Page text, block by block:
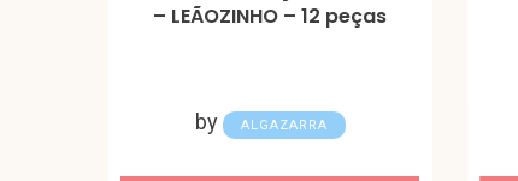
– LEÃOZINHO – 12 peças
by ALGAZARRA